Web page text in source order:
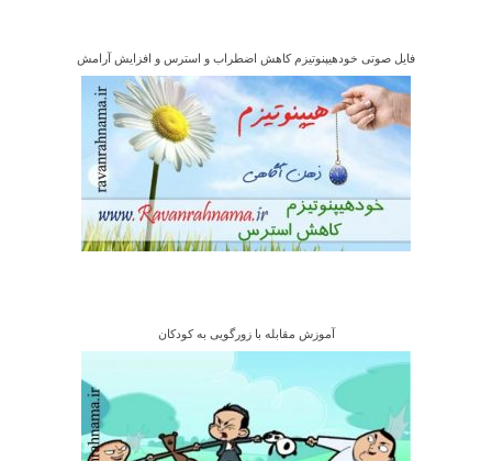
آموزش مقابله با زورگویی به کودکان
فایل صوتی خودهیپنوتیزم کاهش اضطراب و استرس و افزایش آرامش